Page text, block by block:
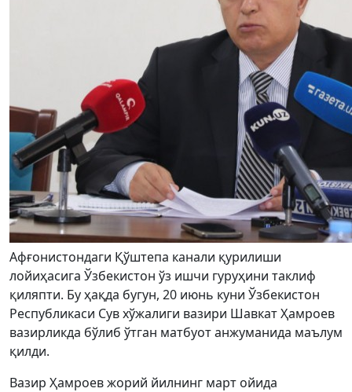
Афғонистондаги Қўштепа канали қурилиши
лойиҳасига Ўзбекистон ўз ишчи гуруҳини таклиф
қиляпти. Бу ҳақда бугун, 20 июнь куни Ўзбекистон
Республикаси Сув хўжалиги вазири Шавкат Ҳамроев
вазирликда бўлиб ўтган матбуот анжуманида маълум
қилди.
Вазир Ҳамроев жорий йилнинг март ойида